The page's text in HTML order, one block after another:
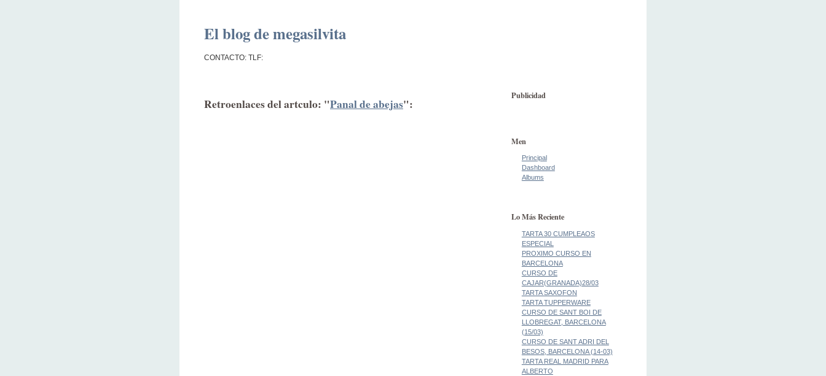
El blog de megasilvita
CONTACTO: TLF:
Retroenlaces del artculo: "Panal de abejas":
Publicidad
Men
Principal
Dashboard
Albums
Lo Más Reciente
TARTA 30 CUMPLEAOS
ESPECIAL
PROXIMO CURSO EN
BARCELONA
CURSO DE
CAJAR(GRANADA)28/03
TARTA SAXOFON
TARTA TUPPERWARE
CURSO DE SANT BOI DE
LLOBREGAT, BARCELONA
(15/03)
CURSO DE SANT ADRI DEL
BESOS, BARCELONA (14-03)
TARTA REAL MADRID PARA
ALBERTO